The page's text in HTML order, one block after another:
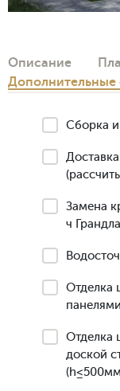
Описание
Дополнительные
Сборка
Замена
ч
Отделка
Отделка
доской